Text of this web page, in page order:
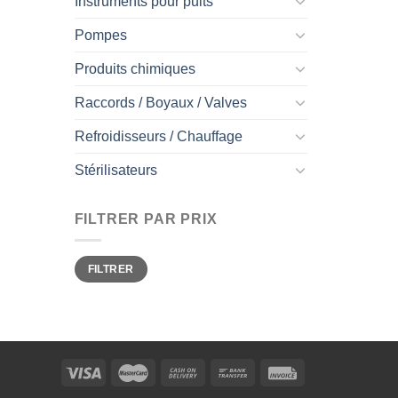
Pompes
Produits chimiques
Raccords / Boyaux / Valves
Refroidisseurs / Chauffage
Stérilisateurs
FILTRER PAR PRIX
Prix
min
Prix
maxFILTRER